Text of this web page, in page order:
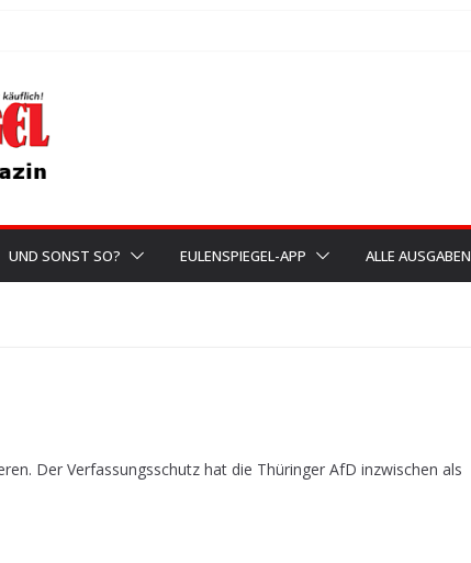
UND SONST SO? EULENSPIEGEL-APP ALLE AUSGABEN
Der Verfassungsschutz hat die Thüringer AfD inzwischen als